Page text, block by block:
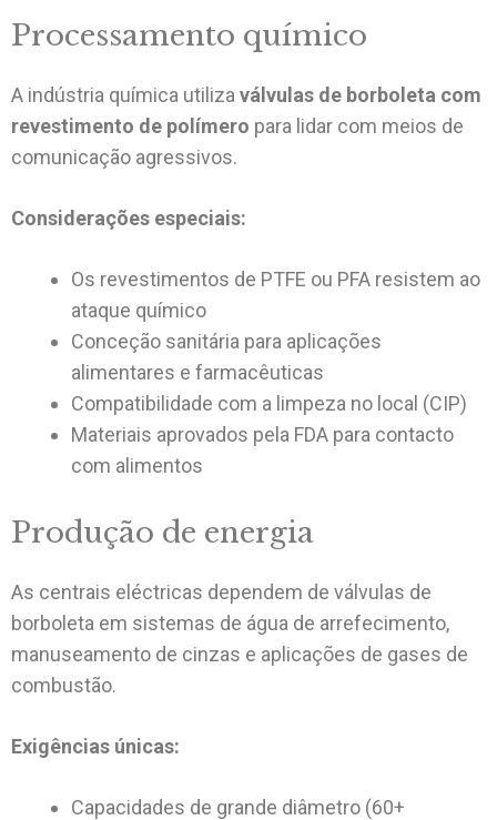
Processamento químico
A indústria química utiliza válvulas de borboleta com
revestimento de polímero para lidar com meios de
comunicação agressivos.
Considerações especiais:
Os revestimentos de PTFE ou PFA resistem ao
ataque químico
Conceção sanitária para aplicações
alimentares e farmacêuticas
Compatibilidade com a limpeza no local (CIP)
Materiais aprovados pela FDA para contacto
com alimentos
Produção de energia
As centrais eléctricas dependem de válvulas de
borboleta em sistemas de água de arrefecimento,
manuseamento de cinzas e aplicações de gases de
combustão.
Exigências únicas:
Capacidades de grande diâmetro (60+